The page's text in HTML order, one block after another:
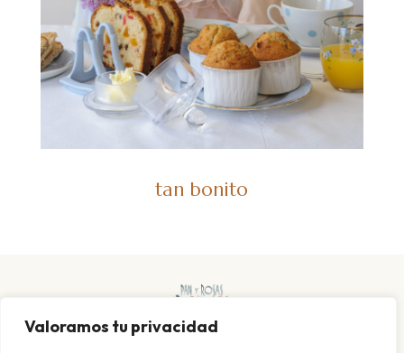
Valoramos tu privacidad
tan bonito